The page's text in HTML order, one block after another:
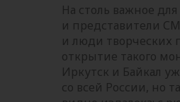
На столь важное
и представители
и люди творческих
открытие такого
Иркутск и Байкал
со всей России, но